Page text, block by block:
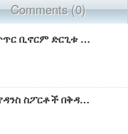
Comments (0)
#etv ኩረጃን ለመከላከል ቁጥጥር ቢኖርም ድርጊቱ ሙሉ በሙሉ እንዳልተወገደ ተማሪዎች ገለጹ፡፡
ከሚያነቃቁ እና ከሚያዝናኑ የዳንስ ስፖርቶች በቅዳሜ ከሰዓት